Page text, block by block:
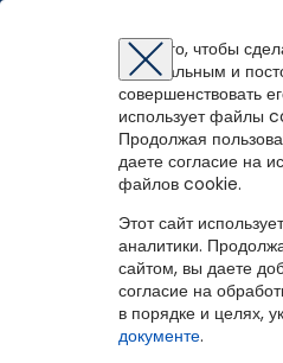
Вернуться назад
Зона затопления
Для того, чтобы
оптимальным и
совершенствовать
использует файлы
Продолжая
даете согласие на
файлов cookie.
Этот сайт
аналитики.
сайтом, вы даете
согласие на
в порядке и целях,
документе.
Перейти на портал
Для того чтобы получить доступ
записям вебинаров
Если у вас еще нет учетной
Запомнить меня
Введите эл.почту,
неё мы отправим ссылку
Регистрация
Зарегистрированные
методическим рекомендациям,
библиографическим и другим
также к записям вебинаров.
Ошибка регистрации.
Вы успешно зарегистрированы!
зарегистрироваться